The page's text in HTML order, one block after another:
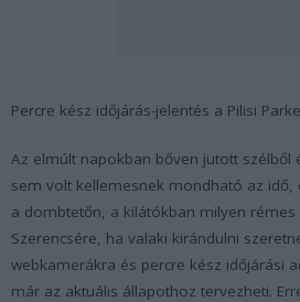
Percre kész időjárás-jelentés a Pilisi
Az elmúlt napokban bőven jutott szélből
sem volt kellemesnek mondható az idő,
a dombtetőn, a kilátókban milyen
Szerencsére, ha valaki kirándulni
webkamerákra és percre kész időjárási
már az aktuális állapothoz tervezheti.